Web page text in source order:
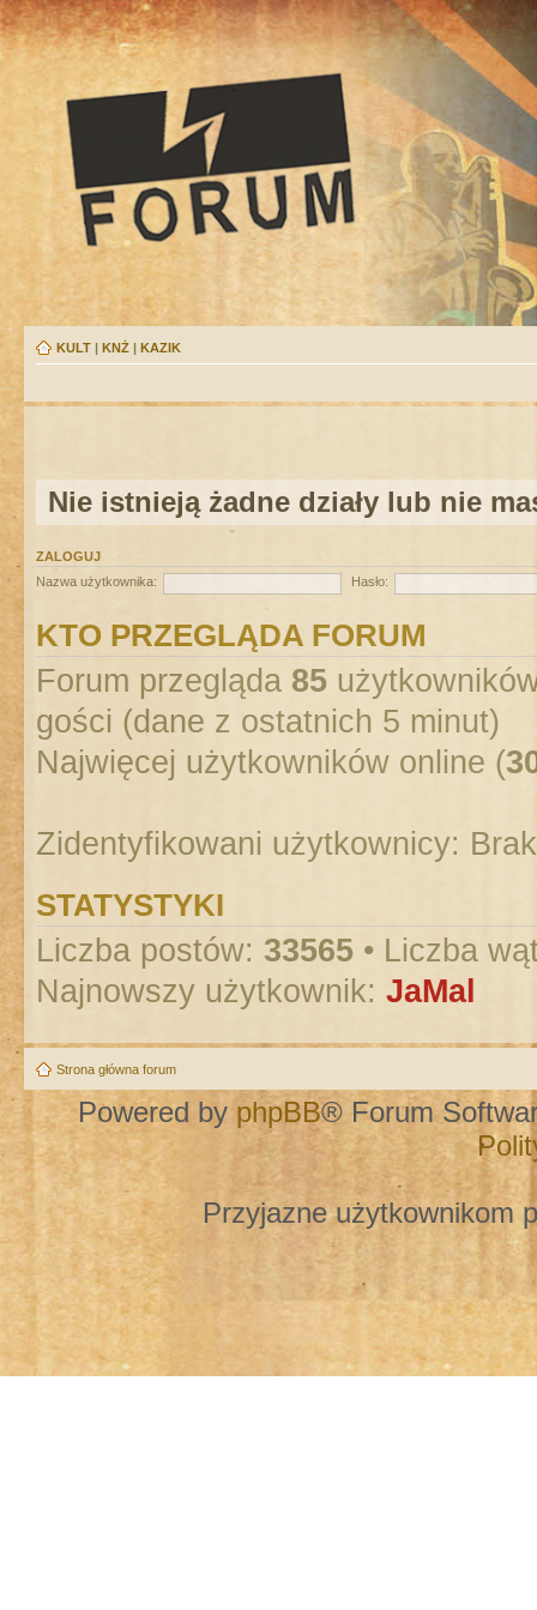
KULT | KNŻ | KAZIK
Nie istnieją żadne działy lub nie
ZALOGUJ
Nazwa użytkownika:
Hasło:
KTO PRZEGLĄDA FORUM
Forum przegląda 85
gości (dane z ostatnich 5 minut)
Najwięcej użytkowników online (
Zidentyfikowani użytkownicy:
STATYSTYKI
Liczba postów: 33565 • Liczba
Najnowszy użytkownik: JaMal
Strona główna forum
Powered by phpBB® Forum
Przyjazne użytkownikom